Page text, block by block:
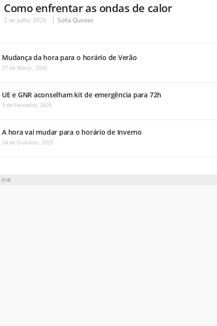
Como enfrentar as ondas de calor
2 de Julho, 2026 Sofia Quintas
Mudança da hora para o horário de Verão
27 de Março, 2026
UE e GNR aconselham kit de emergência para 72h
3 de Fevereiro, 2026
A hora vai mudar para o horário de Inverno
24 de Outubro, 2025
PUB